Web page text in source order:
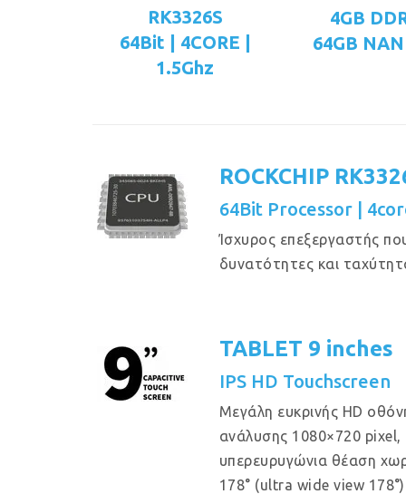
RK3326S
64Bit | 4CORE |
1.5Ghz
4GB
64GB
ROCKCHIP
64Bit Processor |
Ίσχυρος επεξεργαστής
δυνατότητες και
TABLET 9 inches
IPS HD Touchscreen
Μεγάλη ευκρινής HD
ανάλυσης 1080×720 pixel,
υπερευρυγώνια θέαση
178° (ultra wide view